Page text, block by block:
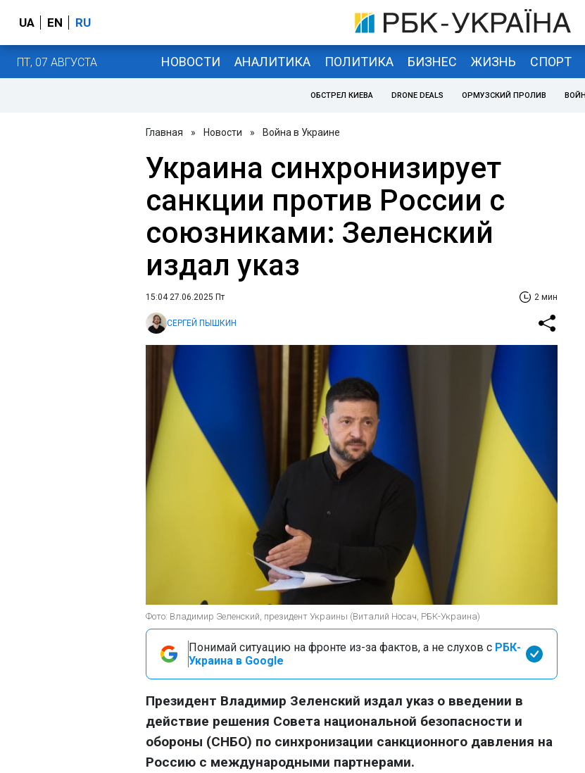
UA EN RU
ПТ, 07 АВГУСТА НОВОСТИ АНАЛИТИКА ПОЛИТИКА БИЗНЕС ЖИЗНЬ СПОРТ
ОБСТРЕЛ КИЕВА DRONE DEALS ОРМУЗСКИЙ ПРОЛИВ
Главная » Новости » Война в Украине
Украина синхронизирует
санкции против России с
союзниками: Зеленский
издал указ
15:04 27.06.2025 Пт 2 мин
СЕРГЕЙ ПЫШКИН
Фото: Владимир Зеленский, президент Украины (Виталий Носач, РБК-Украина)
Понимай ситуацию на фронте из-за фактов, а не слухов с РБК-
Украина в Google
Президент Владимир Зеленский издал указ о введении в
действие решения Совета национальной безопасности и
обороны (СНБО) по синхронизации санкционного давления на
Россию с международными партнерами.